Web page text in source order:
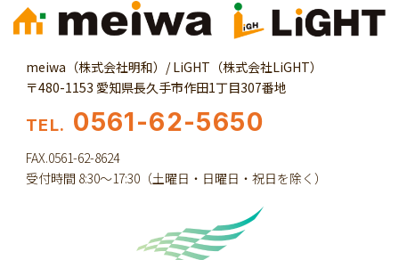
meiwa（株式会社明和）/ LiGHT（株式会社LiGHT）
〒480-1153 愛知県長久手市作田1丁目307番地
TEL. 0561-62-5650
FAX.0561-62-8624
受付時間 8:30～17:30（土曜日・日曜日・祝日を除く）